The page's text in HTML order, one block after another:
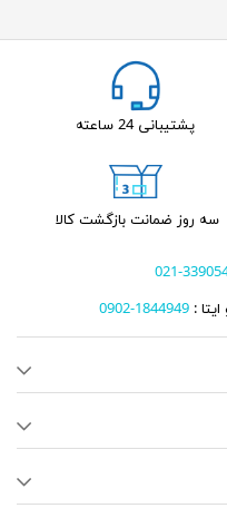
پشتیبانی 24 ساعته
سه روز ضمانت بازگشت کالا
:
1844949-0902